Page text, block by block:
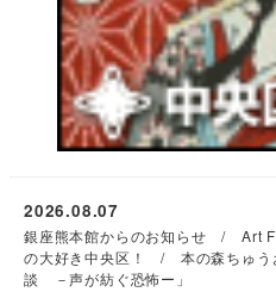
銀座熊本館からのお知らせ / Art
の大好き中央区！ / 本の森ちゅう
談 －声が紡ぐ恐怖ー」
2026.08.07